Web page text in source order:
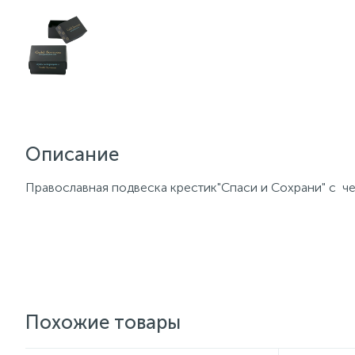
Описание
Православная подвеска крестик"Спаси и Сохрани" с
Похожие товары